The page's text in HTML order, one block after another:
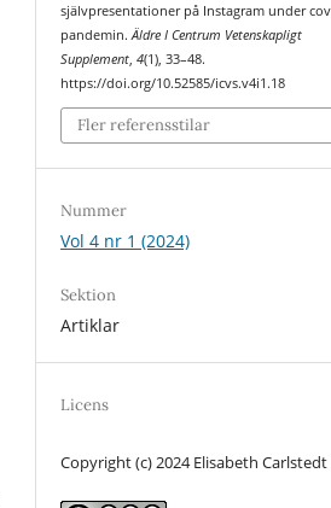
självpresentationer på Instagram under
pandemin.Äldre I Centrum Vetenskapligt
Supplement ,4(1), 33–48.
https://doi.org/10.52585/icvs.v4i1.18
Fler referensstilar
Nummer
Vol 4 nr 1 (2024)
Sektion
Artiklar
Licens
Copyright (c) 2024 Elisabeth Carlstedt